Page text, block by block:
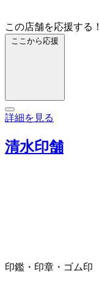
この店舗を応援する！
ここから応援
詳細を見る
清水印舗
印鑑・印章・ゴム印